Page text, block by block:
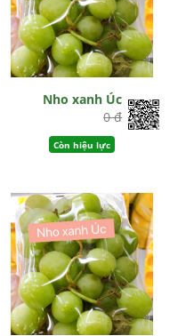
Nho xanh Úc
0 đ
Còn hiệu lực